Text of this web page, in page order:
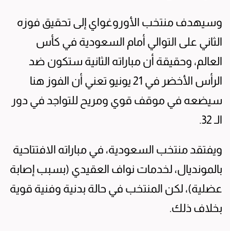
وسيهدف منتخب الأوروغواي إلى تحقيق فوزه
الثاني على التوالي أمام السعودية في كأس
العالم، وحقيقة أن مباراته الثانية ستكون ضد
الرأس الأخضر في 21 يونيو تعني أن الفوز هنا
سيضعه في موقف قوي ومريح للتواجد في دور
الـ 32.
ويفتقد منتخب السعودية، في مباراته الافتتاحية
بالمونديال، لخدمات نواف العقيدي (بسبب إصابة
عضلية)، لكن المنتخب في حالة بدنية وفنية قوية
بخلاف ذلك.